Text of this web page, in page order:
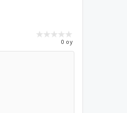
0 oy